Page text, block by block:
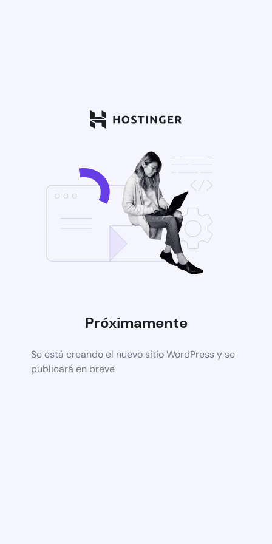
Próximamente
Se está creando el nuevo sitio WordPress y se
publicará en breve